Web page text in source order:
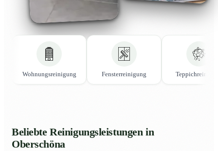
Wohnungsreinigung Fensterreinigung
Beliebte Reinigungsleistungen in
Oberschöna